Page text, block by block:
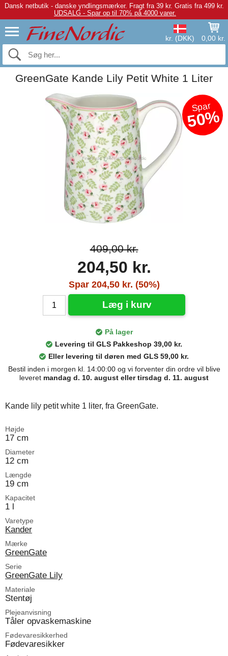
Dansk netbutik - danske yndlingsmærker. Fragt fra 39 kr. Gratis fra 499 kr.
UDSALG - Spar op til 70% på 4000 varer.
kr. (DKK) 0,00 kr.
GreenGate Kande Lily Petit White 1 Liter
Spar
50%
409,00 kr.
204,50 kr.
Spar 204,50 kr. (50%)
Læg i kurv
På lager
Levering til GLS Pakkeshop 39,00 kr.
Eller levering til døren med GLS 59,00 kr.
Bestil inden i morgen kl. 14:00:00 og vi forventer din ordre vil blive
leveret mandag d. 10. august eller tirsdag d. 11. august
Kande lily petit white 1 liter, fra GreenGate.
Højde
17 cm
Diameter
12 cm
Længde
19 cm
Kapacitet
1 l
Varetype
Kander
Mærke
GreenGate
Serie
GreenGate Lily
Materiale
Stentøj
Plejeanvisning
Tåler opvaskemaskine
Fødevaresikkerhed
Fødevaresikker